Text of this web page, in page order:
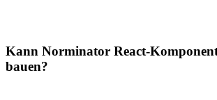
Kann Norminator React-
bauen?